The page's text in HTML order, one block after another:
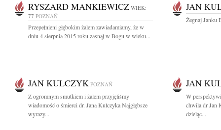
RYSZARD MANKIEWICZ WIEK:
77 POZNAŃ
Przepełnieni głębokim żalem zawiadamiamy, że w
dniu 4 sierpnia 2015 roku zasnął w Bogu w wieku...
JAN
Żegnaj Janku
JAN KULCZYK POZNAŃ
Z ogromnym smutkiem i żalem przyjęliśmy
wiadomość o śmierci dr. Jana Kulczyka Najgłębsze
wyrazy...
JAN
W
chwila dr Jan
dzieląc...